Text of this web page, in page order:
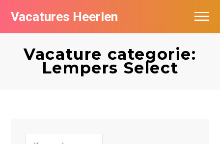
Vacatures Heerlen
Vacature categorie:
Lempers Select
Vacatures per bedrijf in Heerlen
De populairste vacatures in Heerlen